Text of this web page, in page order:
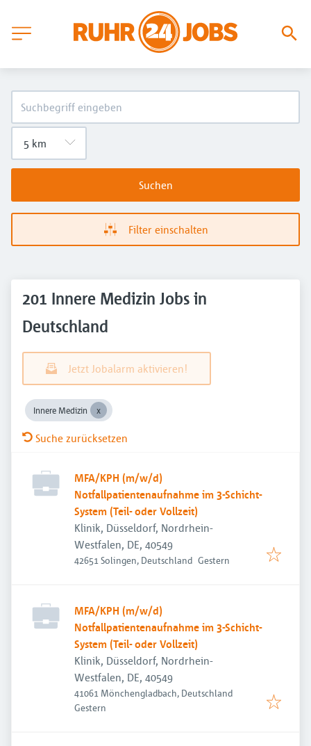
Suchen
Filter einschalten
201 Innere Medizin Jobs in
Deutschland
Jetzt Jobalarm aktivieren!
Innere Medizin
Suche zurücksetzen
MFA/KPH (m/w/d)
Notfallpatientenaufnahme im 3-Schicht-
System (Teil- oder Vollzeit)
Klinik, Düsseldorf, Nordrhein-
Westfalen, DE, 40549
42651 Solingen, Deutschland Veröffentlicht
Gestern
MFA/KPH (m/w/d)
Notfallpatientenaufnahme im 3-Schicht-
System (Teil- oder Vollzeit)
Klinik, Düsseldorf, Nordrhein-
Westfalen, DE, 40549
41061 Mönchengladbach, Deutschland
Veröffentlicht
Gestern